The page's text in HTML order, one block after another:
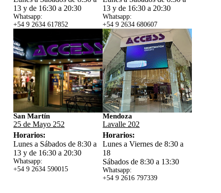
13 y de 16:30 a 20:30
Whatsapp:
+54 9 2634 617852
13 y de 16:30 a 20:30
Whatsapp:
+54 9 2634 680607
San Martín
25 de Mayo 252
Horarios:
Lunes a Sábados de 8:30 a
13 y de 16:30 a 20:30
Whatsapp:
+54 9 2634 590015
Mendoza
Lavalle 202
Horarios:
Lunes a Viernes de 8:30 a
18
Sábados de 8:30 a 13:30
Whatsapp:
+54 9 2616 797339